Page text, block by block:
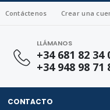
Contáctenos Crear una
LLÁMANOS
+34 681 82 34
+34 948 98 71
CONTACTO